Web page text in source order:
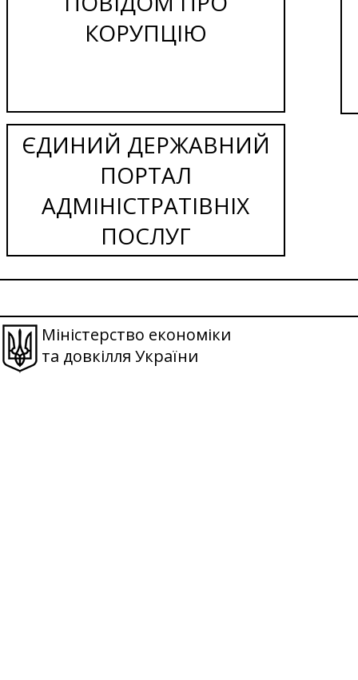
КОРУПЦІЮ
ЄДИНИЙ ДЕРЖАВНИЙ
ПОРТАЛ
АДМІНІСТРАТІВНІХ
ПОСЛУГ
Міністерство економіки
та довкілля України